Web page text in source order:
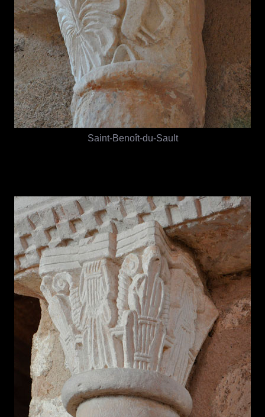
Saint-Benoît-du-Sault